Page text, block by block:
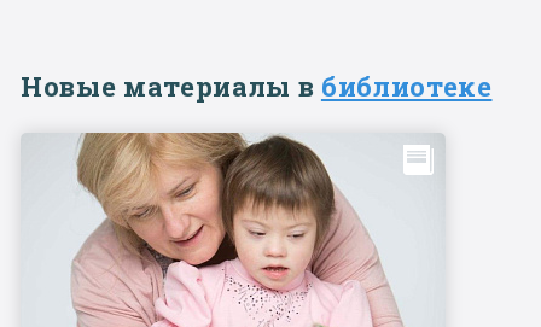
Новые материалы в библиотеке